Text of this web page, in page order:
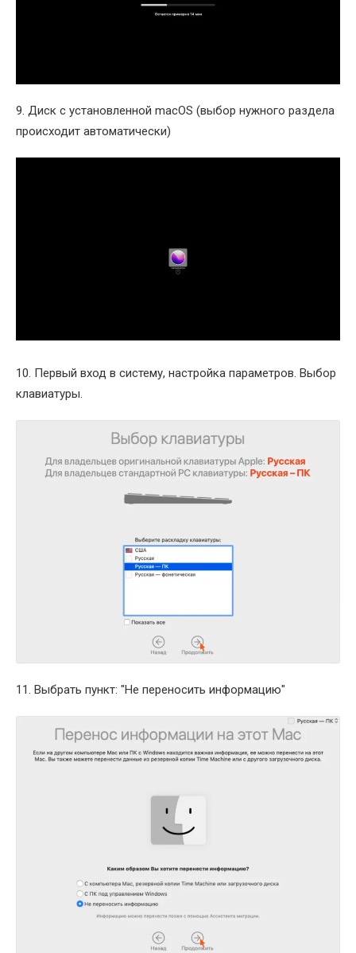
9. Диск с установленной macOS (выбор нужного раздела
происходит автоматически)
10. Первый вход в систему, настройка параметров. Выбор
клавиатуры.
11. Выбрать пункт: "Не переносить информацию"